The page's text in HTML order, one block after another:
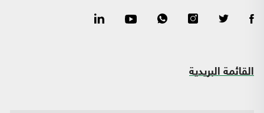
القائمة البريدية